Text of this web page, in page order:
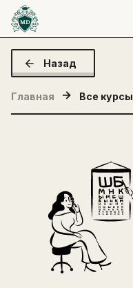
Назад
Главная Все курсы